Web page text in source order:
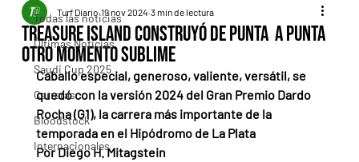
Todas las noticias
Últimas Noticias
Saudi Cup 2025
Carreras
Bloodstock
Internacionales
Treasure Island construyó de punta a punta
otro momento sublime
Turf Diario 19 nov 2024 3 min de lectura
Caballo especial, generoso, valiente, versátil, se
quedó con la versión 2024 del Gran Premio Dardo
Rocha (G1), la carrera más importante de la
temporada en el Hipódromo de La Plata
Por Diego H. Mitagstein